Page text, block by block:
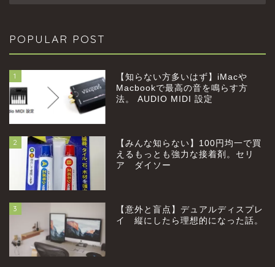
POPULAR POST
1
【知らない方多いはず】iMacや
Macbookで最高の音を鳴らす方
法。 AUDIO MIDI 設定
2
【みんな知らない】100円均一で買
えるもっとも強力な接着剤。セリ
ア ダイソー
3
【意外と盲点】デュアルディスプレ
イ 縦にしたら理想的になった話。